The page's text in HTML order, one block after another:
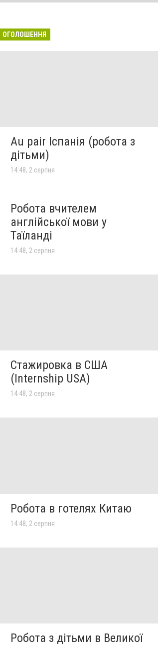
ОГОЛОШЕННЯ
Au pair Іспанія (робота з
дітьми)
14:48, 2 серпня
Робота вчителем
англійської мови у
Таїланді
14:48, 2 серпня
Стажировка в США
(Internship USA)
14:48, 2 серпня
Робота в готелях Китаю
14:48, 2 серпня
Робота з дітьми в Великої